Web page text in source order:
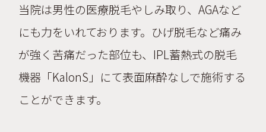
当院は男性の医療脱毛やしみ取り、AGAなど
にも力をいれております。ひげ脱毛など痛み
が強く苦痛だった部位も、IPL蓄熱式の脱毛
機器「KalonS」にて表面麻酔なしで施術する
ことができます。